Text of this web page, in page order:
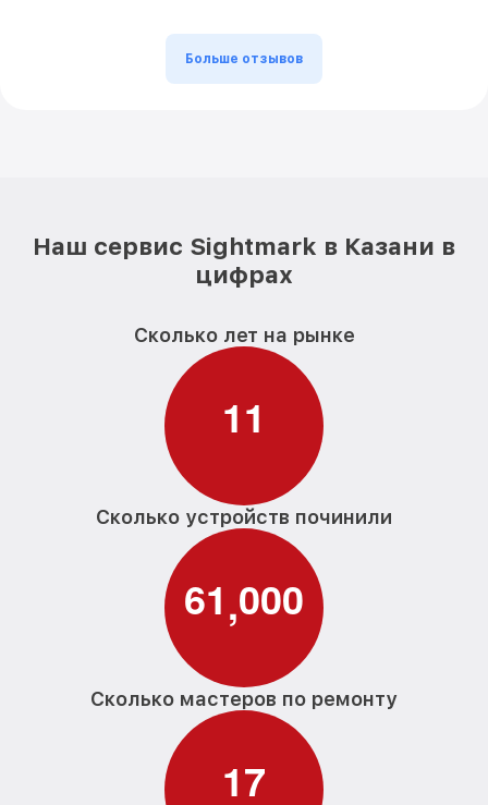
Больше отзывов
Наш сервис Sightmark в Казани в
цифрах
Сколько лет на рынке
11
Сколько устройств починили
61,000
Сколько мастеров по ремонту
17